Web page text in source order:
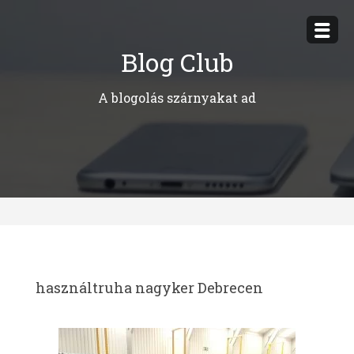
Blog Club
A blogolás szárnyakat ad
használtruha nagyker Debrecen